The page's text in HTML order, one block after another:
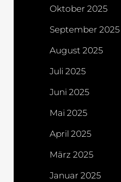
Oktober 2025
September 2025
August 2025
Juli 2025
Juni 2025
Mai 2025
April 2025
März 2025
Januar 2025